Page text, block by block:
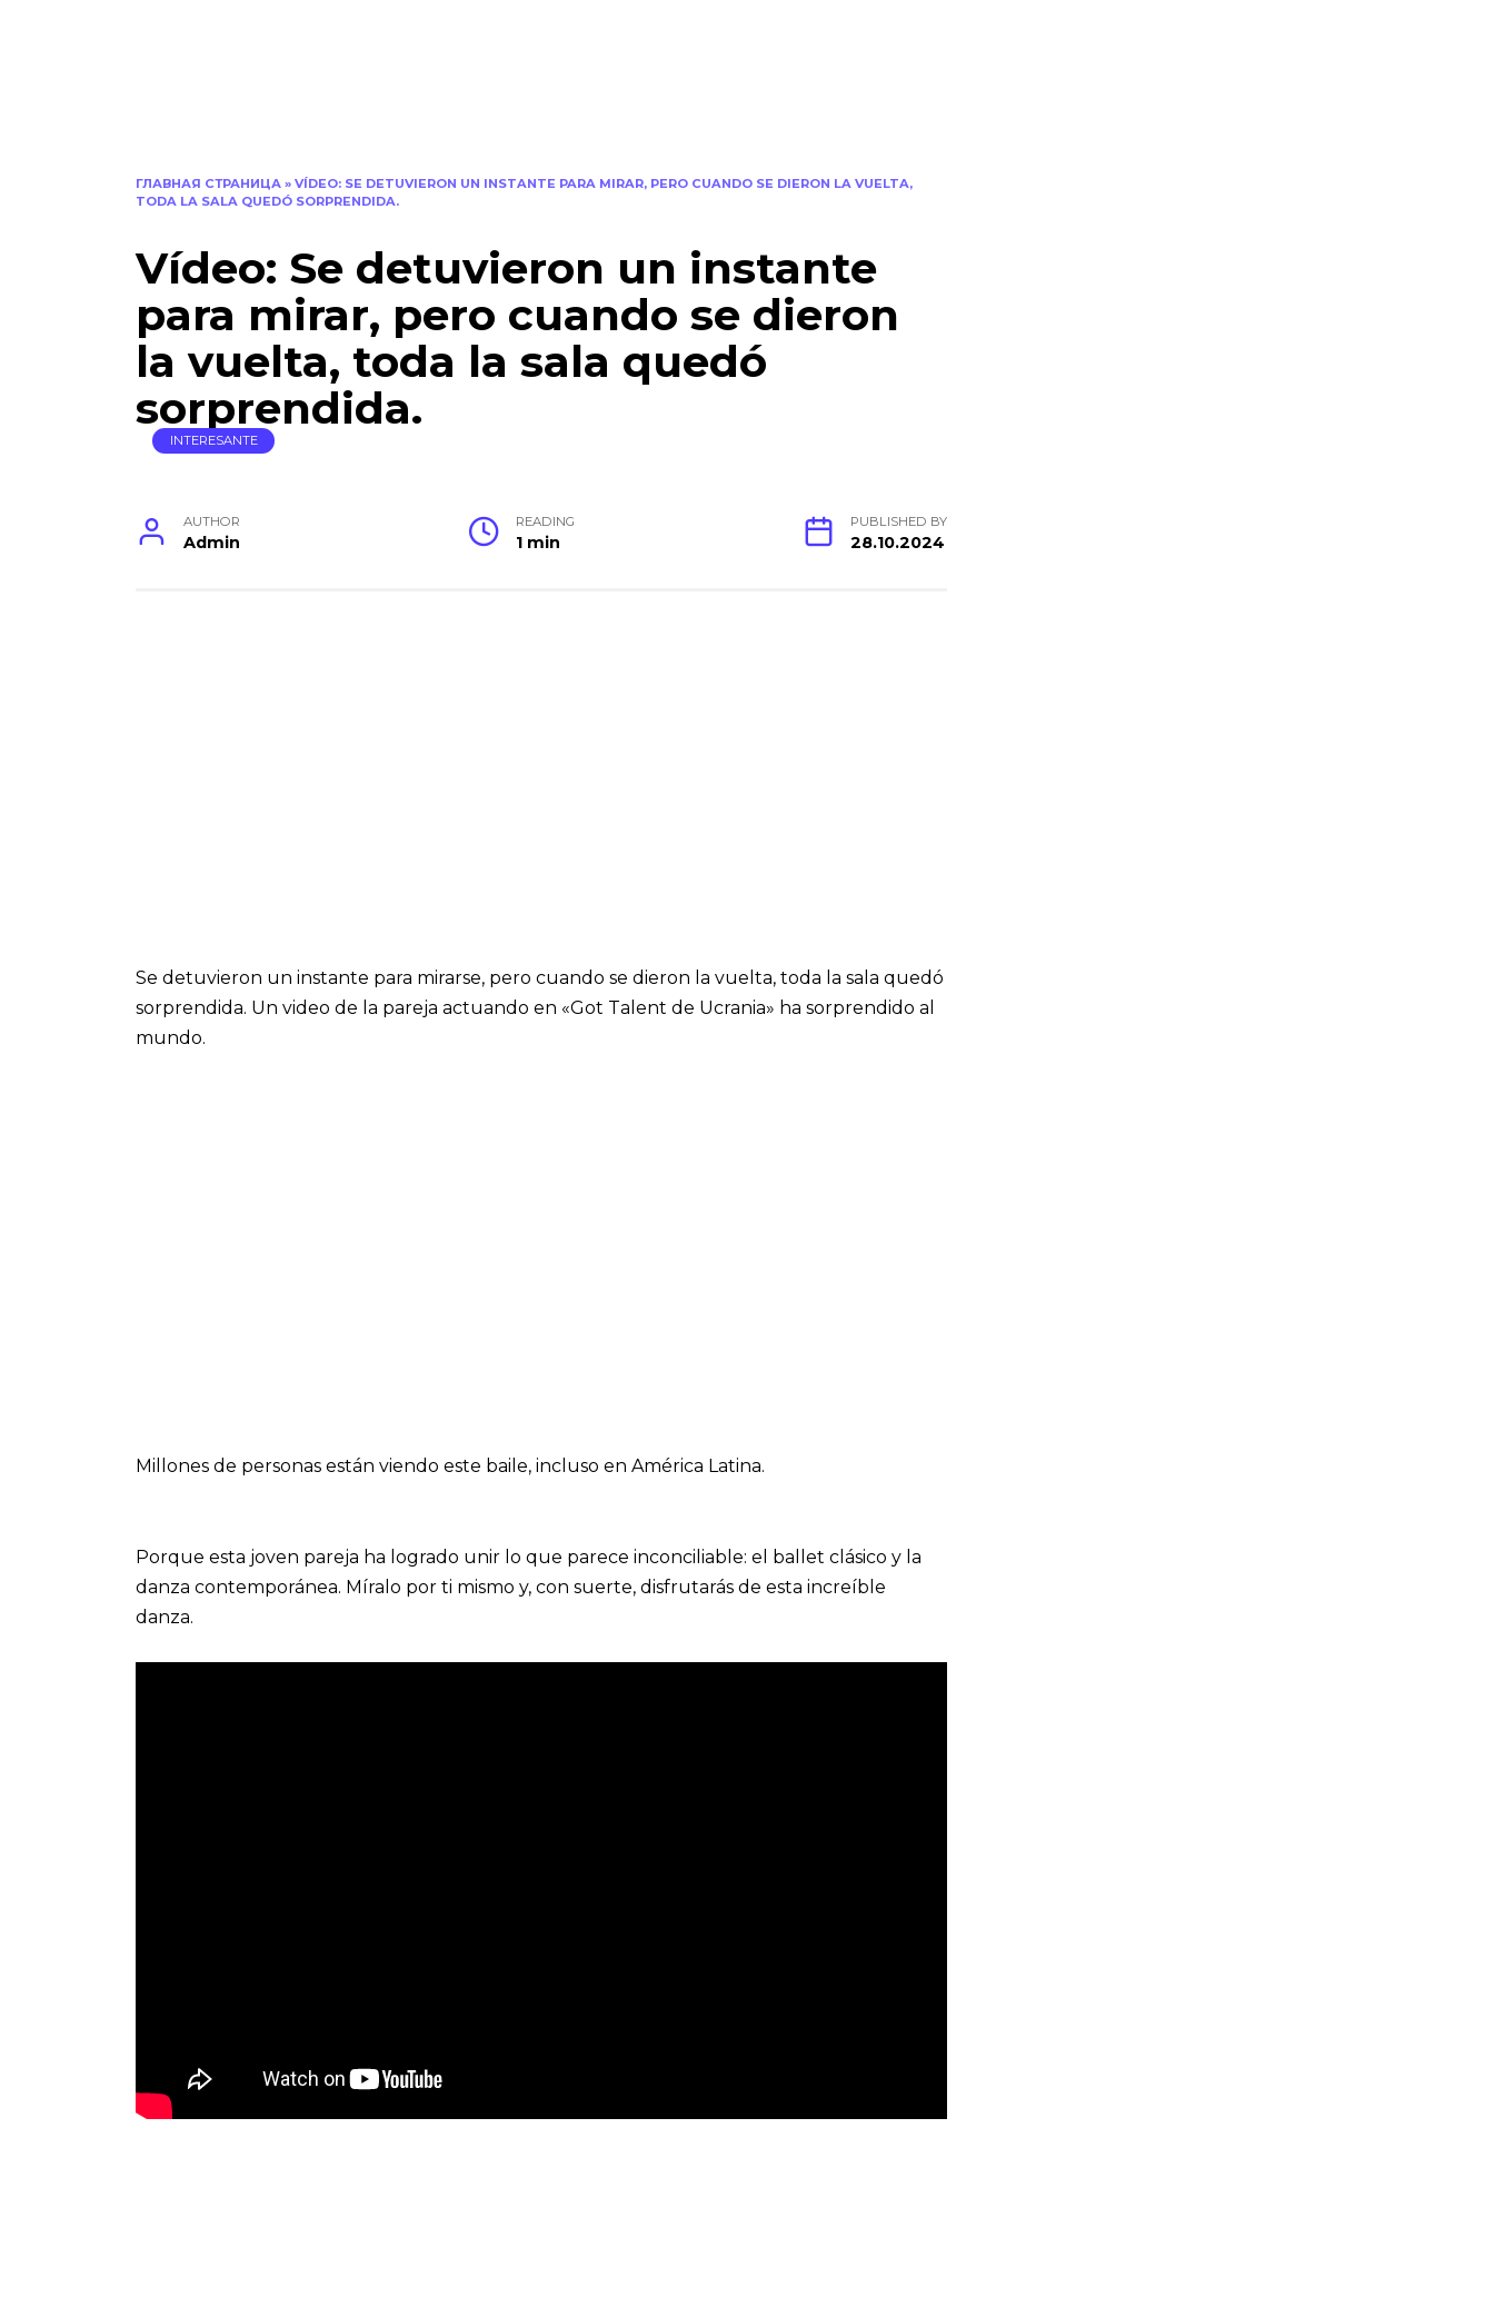
ГЛАВНАЯ СТРАНИЦА » VÍDEO: SE DETUVIERON UN INSTANTE PARA MIRAR, PERO CUANDO SE DIERON LA VUELTA,
TODA LA SALA QUEDÓ SORPRENDIDA.
Vídeo: Se detuvieron un instante
para mirar, pero cuando se dieron
la vuelta, toda la sala quedó
sorprendida.
INTERESANTE
AUTHOR
Admin
READING
1 min
PUBLISHED BY
28.10.2024
Se detuvieron un instante para mirarse, pero cuando se dieron la vuelta, toda la sala quedó
sorprendida. Un video de la pareja actuando en «Got Talent de Ucrania» ha sorprendido al
mundo.
Millones de personas están viendo este baile, incluso en América Latina.
Porque esta joven pareja ha logrado unir lo que parece inconciliable: el ballet clásico y la
danza contemporánea. Míralo por ti mismo y, con suerte, disfrutarás de esta increíble
danza.